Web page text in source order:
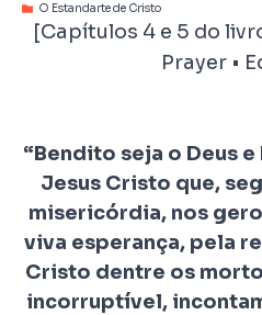
O Estandarte de Cristo
[Capítulos 4 e 5 do
Prayer •
“Bendito seja o Deus
Jesus Cristo que,
misericórdia, nos
viva esperança, pela
Cristo dentre os
incorruptível,